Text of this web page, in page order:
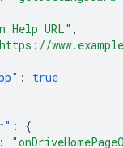
Help URL" ,
" :
true
" :
{
: